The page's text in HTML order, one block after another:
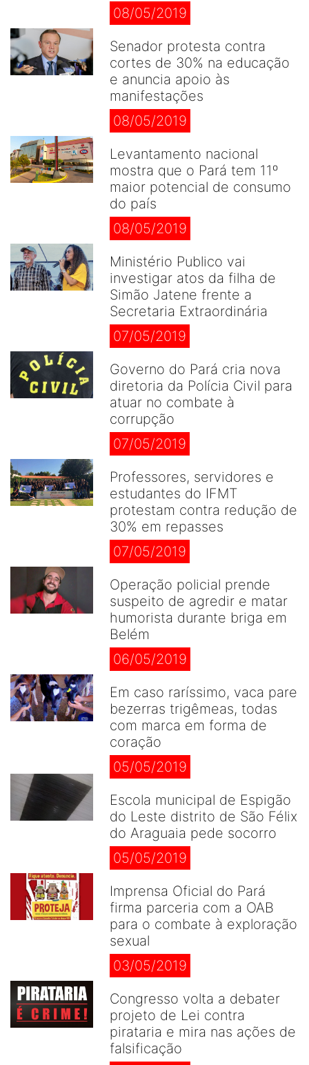
08/05/2019
Senador protesta contra
cortes de 30% na educação
e anuncia apoio às
manifestações
08/05/2019
Levantamento nacional
mostra que o Pará tem 11º
maior potencial de consumo
do país
08/05/2019
Ministério Publico vai
investigar atos da filha de
Simão Jatene frente a
Secretaria Extraordinária
07/05/2019
Governo do Pará cria nova
diretoria da Polícia Civil para
atuar no combate à
corrupção
07/05/2019
Professores, servidores e
estudantes do IFMT
protestam contra redução de
30% em repasses
07/05/2019
Operação policial prende
suspeito de agredir e matar
humorista durante briga em
Belém
06/05/2019
Em caso raríssimo, vaca pare
bezerras trigêmeas, todas
com marca em forma de
coração
05/05/2019
Escola municipal de Espigão
do Leste distrito de São Félix
do Araguaia pede socorro
05/05/2019
Imprensa Oficial do Pará
firma parceria com a OAB
para o combate à exploração
sexual
03/05/2019
Congresso volta a debater
projeto de Lei contra
pirataria e mira nas ações de
falsificação